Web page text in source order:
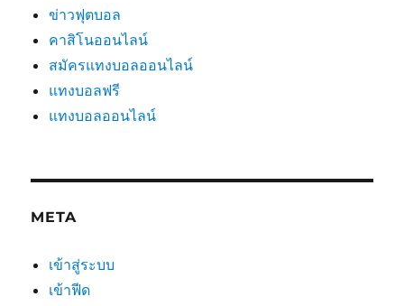
ข่าวฟุตบอล
คาสิโนออนไลน์
สมัครแทงบอลออนไลน์
แทงบอลฟรี
แทงบอลออนไลน์
META
เข้าสู่ระบบ
เข้าฟีด